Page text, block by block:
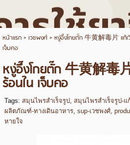
หน้าแรก> เวชพงศ์> หงู่อึ๊งโกยตั๊ก 牛黄解毒片 แก้เ
เจ็บคอ
หงู่อึ๊งโกยตั๊ก 牛黄解毒
ร้อนใน เจ็บคอ
Tags: สมุนไพรสำเร็จรูป, สมุนไพรสำเร็จรูป-แ
ผลิตภัณฑ์-ทางเดินอาหาร, sup-เวชพงศ์,
หายใจ